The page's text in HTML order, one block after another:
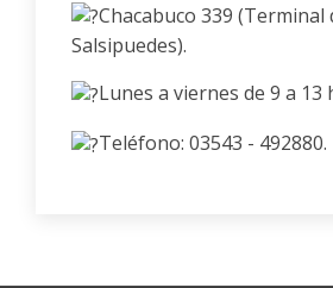
Chacabuco 339 (Terminal
Salsipuedes).
Lunes a viernes de 9 a 13
Teléfono: 03543 - 492880.